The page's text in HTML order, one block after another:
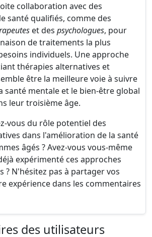
collaboration avec des
santé qualifiés, comme des
et des psychologues, pour
de traitements la plus
individuels. Une approche
thérapies alternatives et
être la meilleure voie à suivre
santé mentale et le bien-être global
leur troisième âge.
vous du rôle potentiel des
dans l'amélioration de la santé
âgés ? Avez-vous vous-même
expérimenté ces approches
? N'hésitez pas à partager vos
expérience dans les commentaires
des utilisateurs